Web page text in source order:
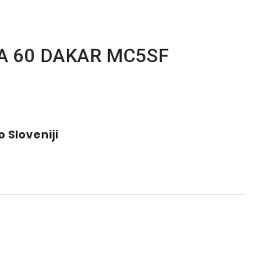
60 DAKAR MC5SF
Sloveniji